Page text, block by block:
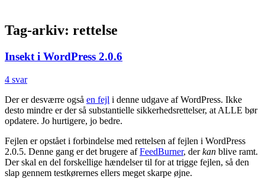
Tag-arkiv: rettelse
Insekt i WordPress 2.0.6
4 svar
Der er desværre også en fejl i denne udgave af WordPress. Ikke
desto mindre er der så substantielle sikkerhedsrettelser, at ALLE bør
opdatere. Jo hurtigere, jo bedre.
Fejlen er opstået i forbindelse med rettelsen af fejlen i WordPress
2.0.5. Denne gang er det brugere afFeedBurner, derkan blive ramt.
Der skal en del forskellige hændelser til for at trigge fejlen, så den
slap gennem testkørernes ellers meget skarpe øjne.